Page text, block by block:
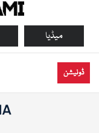
میڈیا
ڈونیشن